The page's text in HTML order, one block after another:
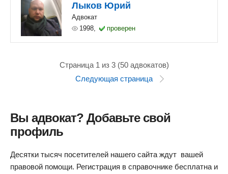
Лыков Юрий
Адвокат
1998,
проверен
Страница 1 из 3 (50 адвокатов)
Следующая страница
Вы адвокат? Добавьте свой
профиль
Десятки тысяч посетителей нашего сайта ждут вашей
правовой помощи. Регистрация в справочнике бесплатна и